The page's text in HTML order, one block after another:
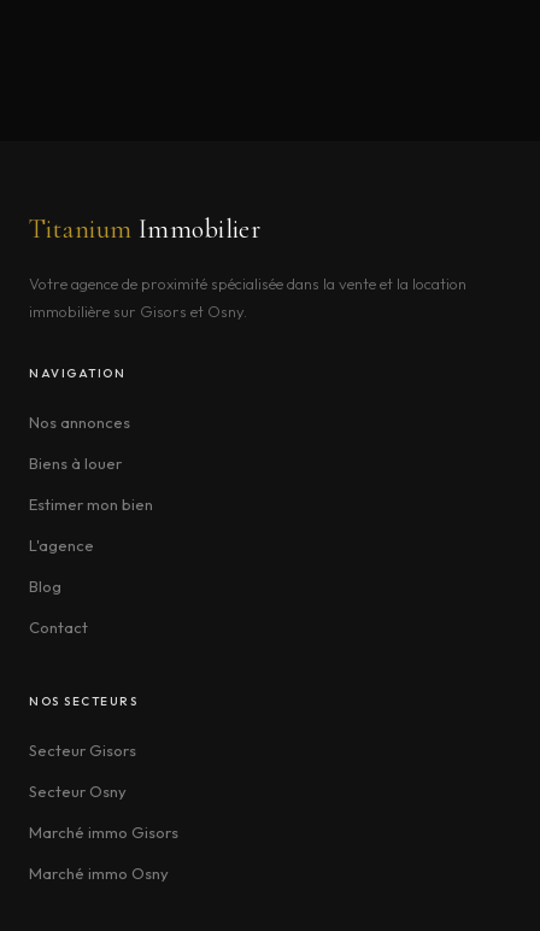
Titanium Immobilier
Votre agence de proximité spécialisée dans la vente et la location
immobilière sur Gisors et Osny.
NAVIGATION
Nos annonces
Biens à louer
Estimer mon bien
L'agence
Blog
Contact
NOS SECTEURS
Secteur Gisors
Secteur Osny
Marché immo Gisors
Marché immo Osny